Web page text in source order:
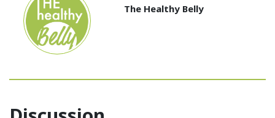
The Healthy Belly